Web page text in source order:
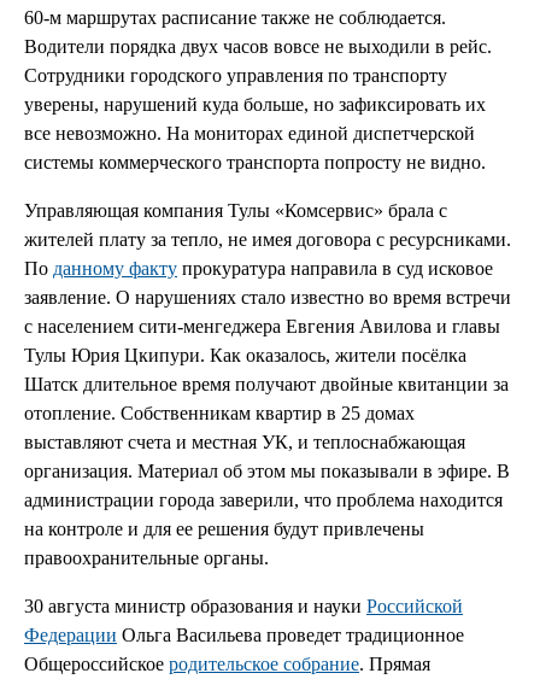
60-м маршрутах расписание также не соблюдается.
Водители порядка двух часов вовсе не выходили в рейс.
Сотрудники городского управления по транспорту
уверены, нарушений куда больше, но зафиксировать их
все невозможно. На мониторах единой диспетчерской
системы коммерческого транспорта попросту не видно.
Управляющая компания Тулы «Комсервис» брала с
жителей плату за тепло, не имея договора с ресурсниками.
По данному факту прокуратура направила в суд исковое
заявление. О нарушениях стало известно во время встречи
с населением сити-менгеджера Евгения Авилова и главы
Тулы Юрия Цкипури. Как оказалось, жители посёлка
Шатск длительное время получают двойные квитанции за
отопление. Собственникам квартир в 25 домах
выставляют счета и местная УК, и теплоснабжающая
организация. Материал об этом мы показывали в эфире. В
администрации города заверили, что проблема находится
на контроле и для ее решения будут привлечены
правоохранительные органы.
30 августа министр образования и науки Российской
Федерации Ольга Васильева проведет традиционное
Общероссийское родительское собрание. Прямая